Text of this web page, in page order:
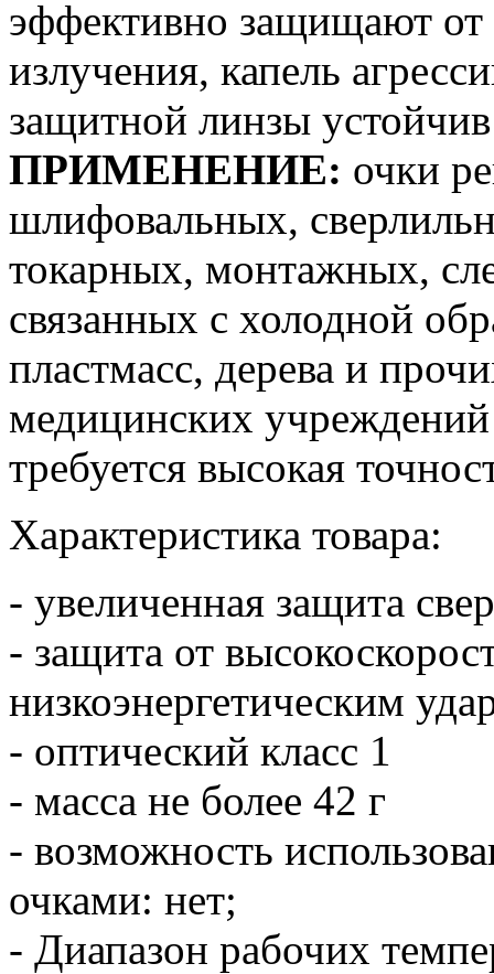
эффективно защищают
излучения, капель
защитной линзы
ПРИМЕНЕНИЕ: очки
шлифовальных,
токарных, монтажных,
связанных с холодной
пластмасс, дерева и
медицинских
требуется высокая
Характеристика товара:
- увеличенная защита
- защита от
низкоэнергетическим
- оптический класс 1
- масса не более 42 г
- возможность
очками: нет;
- Диапазон рабочих